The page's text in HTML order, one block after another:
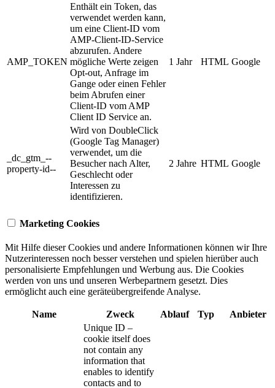
AMP_TOKEN
Enthält ein Token, das
verwendet werden kann,
um eine Client-ID vom
AMP-Client-ID-Service
abzurufen. Andere
mögliche Werte zeigen
Opt-out, Anfrage im
Gange oder einen Fehler
beim Abrufen einer
Client-ID vom AMP
Client ID Service an.
1 Jahr HTML Google
_dc_gtm_--
property-id--
Wird von DoubleClick
(Google Tag Manager)
verwendet, um die
Besucher nach Alter,
Geschlecht oder
Interessen zu
identifizieren.
2 Jahre HTML Google
Marketing Cookies
Mit Hilfe dieser Cookies und andere Informationen können wir Ihre
Nutzerinteressen noch besser verstehen und spielen hierüber auch
personalisierte Empfehlungen und Werbung aus. ​Die Cookies
werden von uns und unseren Werbepartnern gesetzt. Dies
ermöglicht auch eine geräteübergreifende Analyse.
Name Zweck Ablauf Typ
Anbieter
Unique ID –
cookie itself does
not contain any
information that
enables to identify
contacts and to